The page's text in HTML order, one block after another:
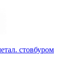
стовбуром